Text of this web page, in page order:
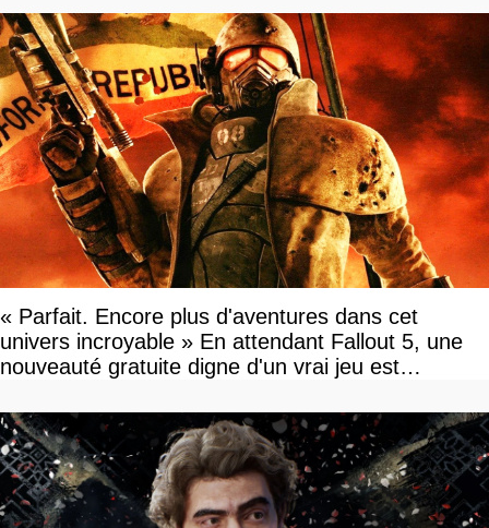
« Parfait. Encore plus d'aventures dans cet
univers incroyable » En attendant Fallout 5, une
nouveauté gratuite digne d'un vrai jeu est